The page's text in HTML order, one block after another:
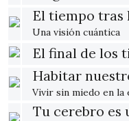
El tiempo tras
Una visión cuántica
El final de los
Habitar
Vivir sin miedo en la
Tu cerebro es